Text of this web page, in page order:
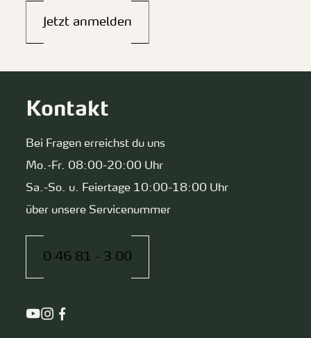
Jetzt anmelden
Kontakt
Bei Fragen erreichst du uns
Mo.-Fr. 08:00-20:00 Uhr
Sa.-So. u. Feiertage 10:00-18:00 Uhr
über unsere Servicenummer
0 46 81 - 3 00